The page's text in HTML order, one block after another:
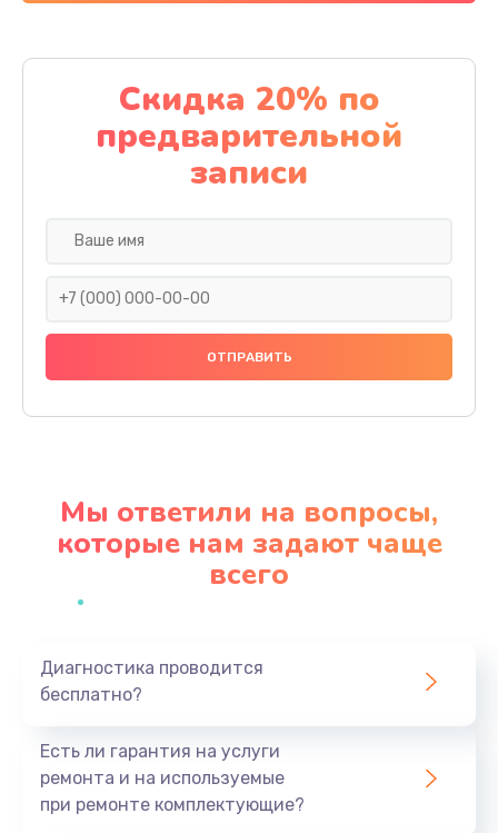
Замена стекла
1100 руб.
Заказать
Замена разъема питания
600 руб.
Заказать
Ремонт мультиконтроллера
Замена кнопки включения
Заказать
Скидка 20% по
предварительной
записи
Мы ответили на вопросы,
которые нам задают чаще
всего
Диагностика проводится
бесплатно?
Есть ли гарантия на услуги
ремонта и на используемые
при ремонте комплектующие?